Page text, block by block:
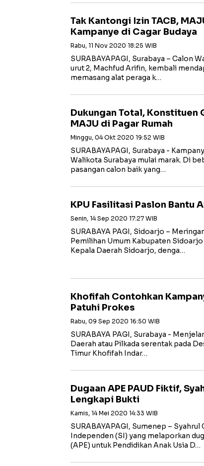
Tak Kantongi Izin TACB,
Kampanye di Cagar Budaya
Rabu, 11 Nov 2020 18:25 WIB
SURABAYAPAGI, Surabaya – Calon
urut 2, Machfud Arifin, kembali
memasang alat peraga k…
Dukungan Total, Konstituen
MAJU di Pagar Rumah
Minggu, 04 Okt 2020 19:52 WIB
SURABAYAPAGI, Surabaya -
Walikota Surabaya mulai marak. Di
pasangan calon baik yang…
KPU Fasilitasi Paslon Bantu
Senin, 14 Sep 2020 17:27 WIB
SURABAYA PAGI, Sidoarjo –
Pemilihan Umum Kabupaten
Kepala Daerah Sidoarjo, denga…
Khofifah Contohkan
Patuhi Prokes
Rabu, 09 Sep 2020 16:50 WIB
SURABAYA PAGI, Surabaya -
Daerah atau Pilkada serentak pada
Timur Khofifah Indar…
Dugaan APE PAUD Fiktif,
Lengkapi Bukti
Kamis, 14 Mei 2020 14:33 WIB
SURABAYAPAGI, Sumenep –
Independen (SI) yang melaporkan
(APE) untuk Pendidikan Anak Usia D…